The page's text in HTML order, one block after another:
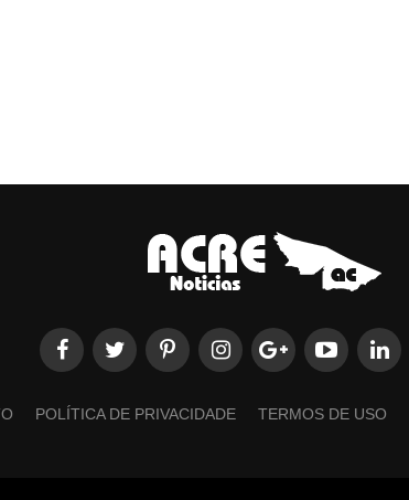
POLÍTICA DE PRIVACIDADE TERMOS DE USO